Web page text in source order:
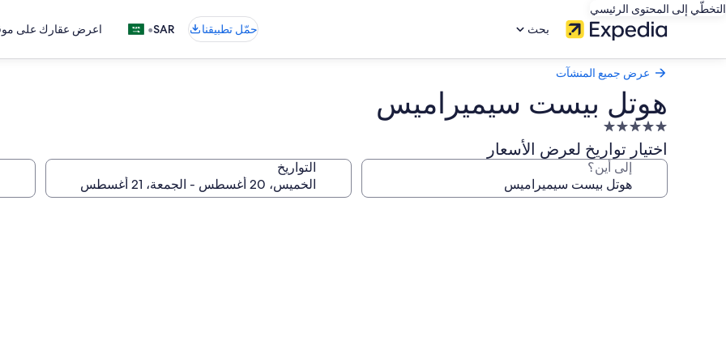
التخطّي إلى المحتوى الرئيسي
بحث
حمّل تطبيقنا SAR
• اعرض عقارك على
عرض جميع المنشآت
هوتل بيست سيميراميس
منشأة
فندقية
مصنفة
5.0
اختيار تواريخ لعرض الأسعار
إلى أين؟ التواريخ